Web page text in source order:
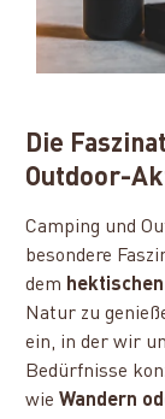
Die
Outdoor-
Camping und
besondere
dem
Natur zu
ein, in der wir
Bedürfnisse
wieWandern